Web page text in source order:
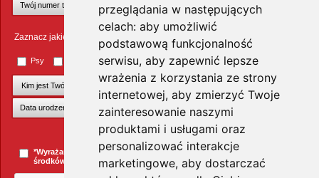
przeglądania w następujących
celach: aby umożliwić
podstawową funkcjonalność
serwisu, aby zapewnić lepsze
wrażenia z korzystania ze strony
internetowej, aby zmierzyć Twoje
zainteresowanie naszymi
produktami i usługami oraz
personalizować interakcje
marketingowe, aby dostarczać
Zaznacz jakie zwierzęta Cię interesują
Psy Małe ssaki Ptaki Inne zwierzęta
+Dodaj kolejnego pupila
*Wyrażam zgodę na przesyłanie informacji handlowych za pomocą
środków komunikacji elektronicznej. więcej »